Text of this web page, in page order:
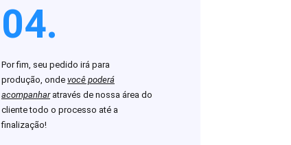
04.
Por fim, seu pedido irá para
produção, onde você poderá
acompanharatravés de nossa área do
cliente todo o processo até a
finalização!